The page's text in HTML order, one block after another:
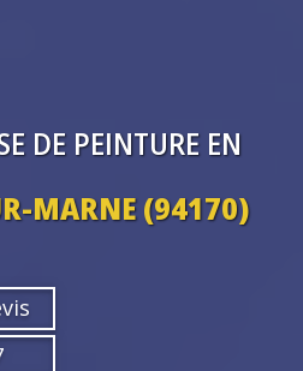
DE PEINTURE EN
MARNE (94170)